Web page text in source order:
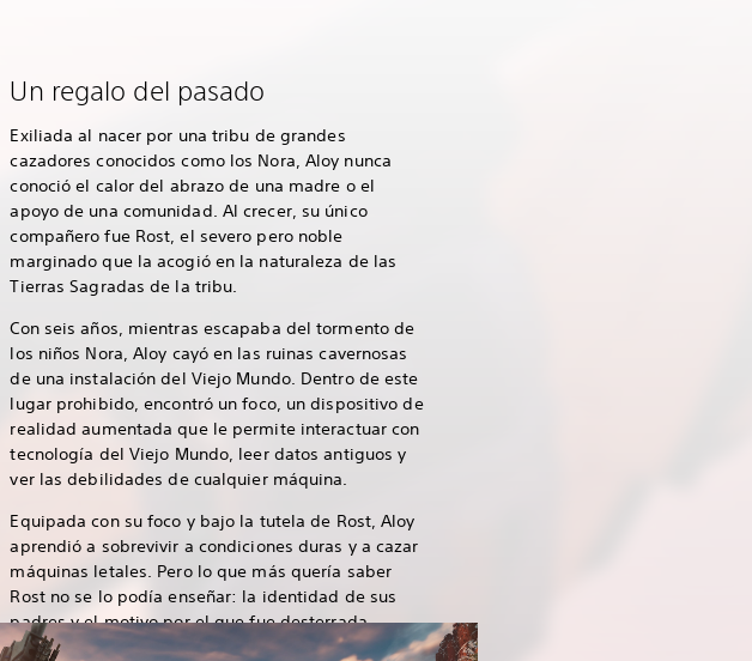
Un regalo del pasado
Exiliada al nacer por una tribu de grandes
cazadores conocidos como los Nora, Aloy nunca
conoció el calor del abrazo de una madre o el
apoyo de una comunidad. Al crecer, su único
compañero fue Rost, el severo pero noble
marginado que la acogió en la naturaleza de las
Tierras Sagradas de la tribu.
Con seis años, mientras escapaba del tormento de
los niños Nora, Aloy cayó en las ruinas cavernosas
de una instalación del Viejo Mundo. Dentro de este
lugar prohibido, encontró un foco, un dispositivo de
realidad aumentada que le permite interactuar con
tecnología del Viejo Mundo, leer datos antiguos y
ver las debilidades de cualquier máquina.
Equipada con su foco y bajo la tutela de Rost, Aloy
aprendió a sobrevivir a condiciones duras y a cazar
máquinas letales. Pero lo que más quería saber
Rost no se lo podía enseñar: la identidad de sus
padres y el motivo por el que fue desterrada.